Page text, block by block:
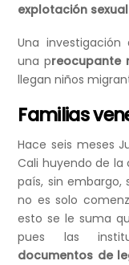
explotación
Una investigación
una preocupante
llegan niños
Familias
Hace seis meses
Cali huyendo de la
país, sin embargo,
no es solo
esto se le suma
pues las
documentos de